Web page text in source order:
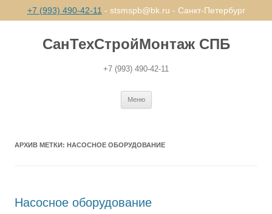
+7 (993) 490-42-11 - stsmspb@bk.ru - Санкт-Петербург
СанТехСтройМонтаж СПБ
+7 (993) 490-42-11
Меню
АРХИВ МЕТКИ: НАСОСНОЕ ОБОРУДОВАНИЕ
Насосное оборудование